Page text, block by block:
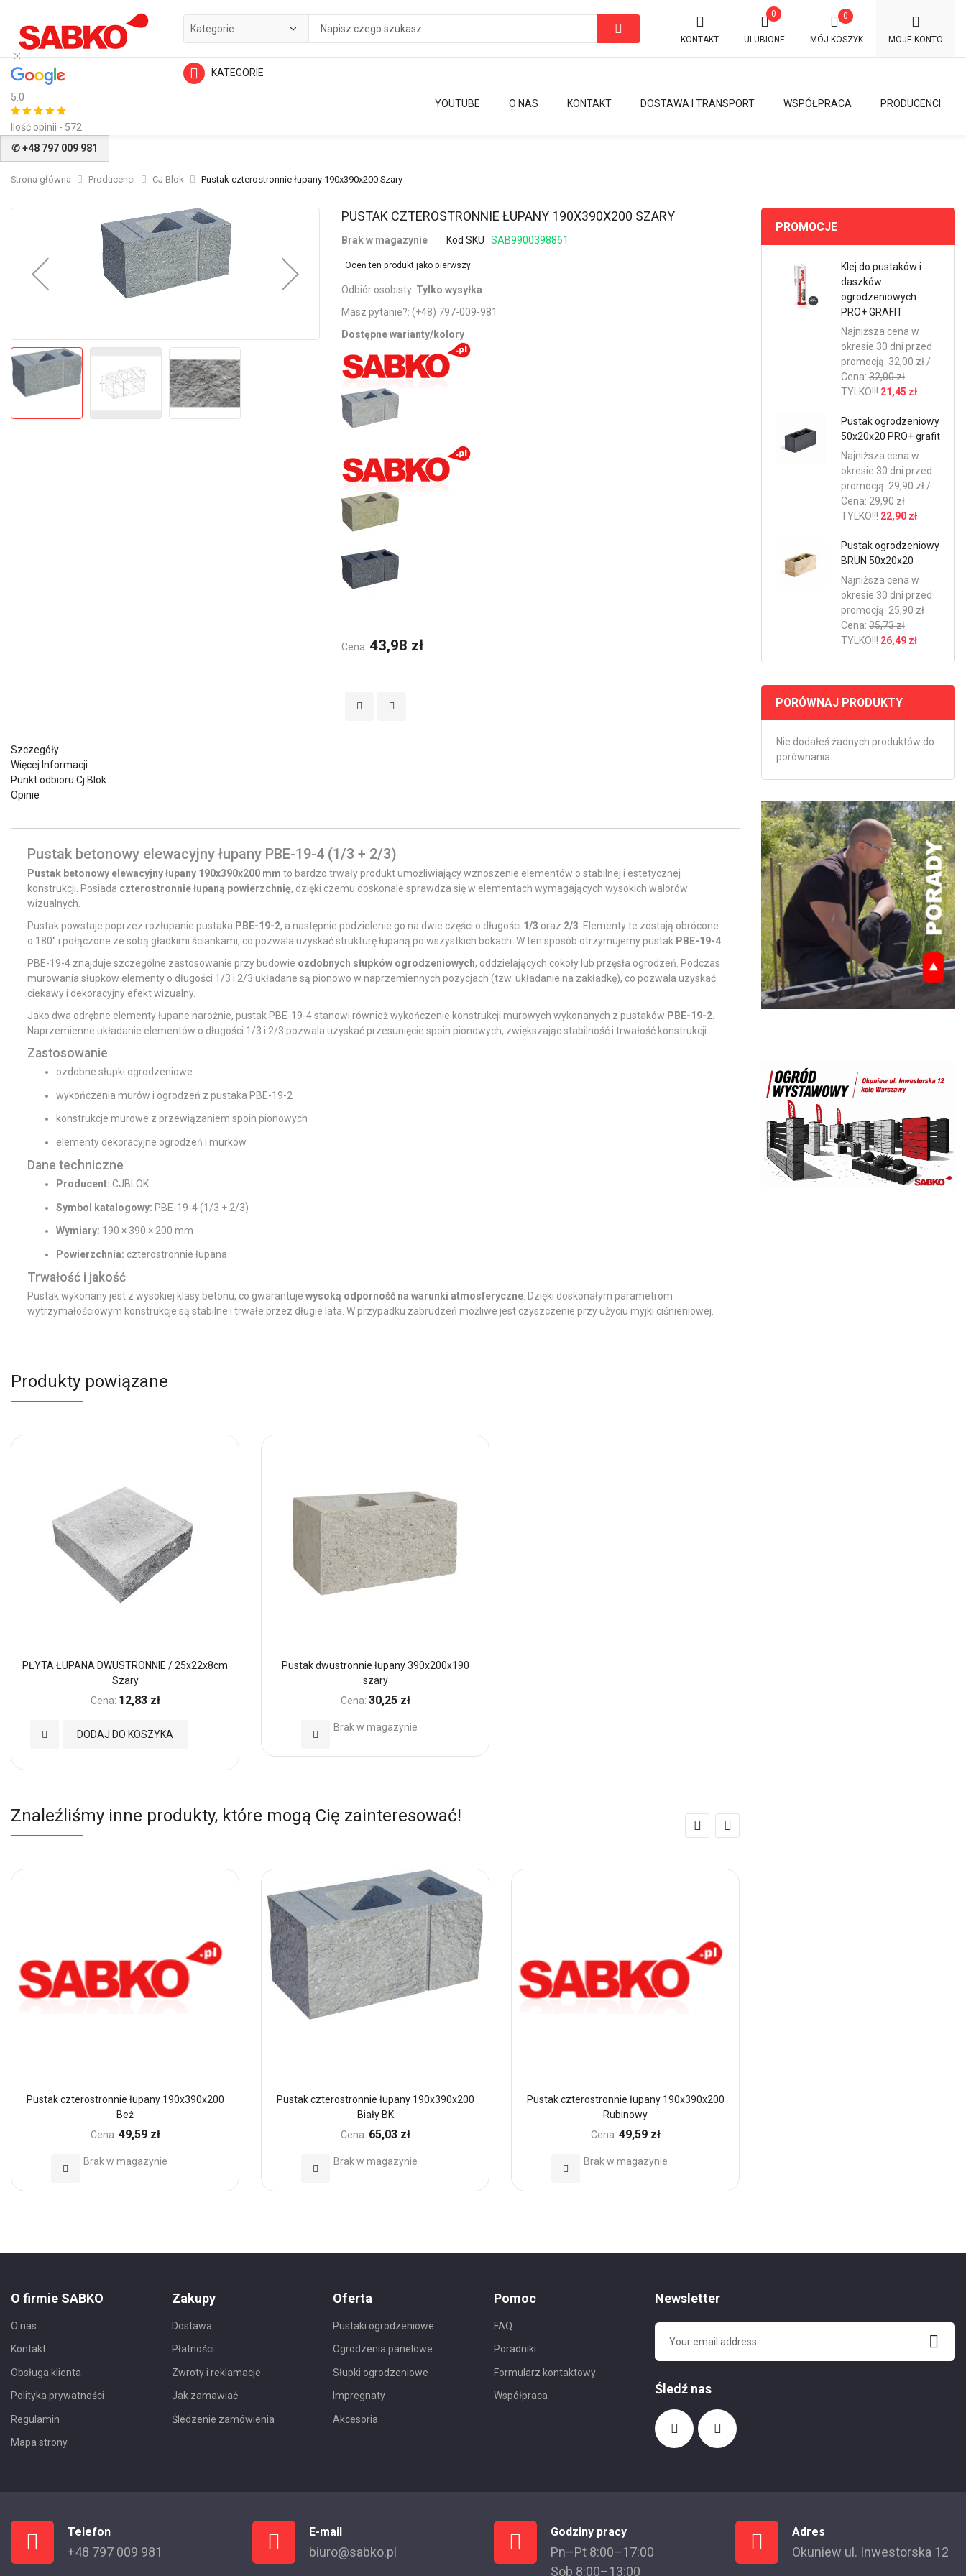
5.0
Ilość opinii - 572
KONTAKT
0
ULUBIONE MÓJ KOSZYK
0
MOJE KONTO
KATEGORIE
PRODUCENCI
WSPÓŁPRACA
DOSTAWA I TRANSPORT
KONTAKT
O NAS
YOUTUBE
✆ +48 797 009 981
Strona główna Producenci CJ Blok Pustak czterostronnie łupany 190x390x200 Szary
Przejdź
początek
PUSTAK CZTEROSTRONNIE ŁUPANY 190X390X200 SZARY
Brak w magazynie Kod SKU SAB9900398861
Oceń ten produkt jako pierwszy
Odbiór osobisty: Tylko wysyłka
Masz pytanie?: (+48) 797-009-981
Dostępne warianty/kolory
Cena: 43,98 zł
Szczegóły
Więcej Informacji
Punkt odbioru Cj Blok
Opinie
Pustak betonowy elewacyjny łupany PBE-19-4 (1/3 + 2/3)
Pustak betonowy elewacyjny łupany 190x390x200 mm to bardzo trwały produkt umożliwiający wznoszenie elementów o stabilnej i estetycznej
konstrukcji. Posiada czterostronnie łupaną powierzchnię, dzięki czemu doskonale sprawdza się w elementach wymagających wysokich walorów
wizualnych.
Pustak powstaje poprzez rozłupanie pustaka PBE-19-2, a następnie podzielenie go na dwie części o długości 1/3 oraz 2/3 . Elementy te zostają obrócone
o 180° i połączone ze sobą gładkimi ściankami, co pozwala uzyskać strukturę łupaną po wszystkich bokach. W ten sposób otrzymujemy pustak PBE-19-4
PBE-19-4 znajduje szczególne zastosowanie przy budowie ozdobnych słupków ogrodzeniowych, oddzielających cokoły lub przęsła ogrodzeń. Podczas
murowania słupków elementy o długości 1/3 i 2/3 układane są pionowo w naprzemiennych pozycjach (tzw. układanie na zakładkę), co pozwala uzyskać
ciekawy i dekoracyjny efekt wizualny.
Jako dwa odrębne elementy łupane narożnie, pustak PBE-19-4 stanowi również wykończenie konstrukcji murowych wykonanych z pustaków PBE-19-2
Naprzemienne układanie elementów o długości 1/3 i 2/3 pozwala uzyskać przesunięcie spoin pionowych, zwiększając stabilność i trwałość konstrukcji.
Zastosowanie
ozdobne słupki ogrodzeniowe
wykończenia murów i ogrodzeń z pustaka PBE-19-2
konstrukcje murowe z przewiązaniem spoin pionowych
elementy dekoracyjne ogrodzeń i murków
Dane techniczne
Producent: CJBLOK
Symbol katalogowy: PBE-19-4 (1/3 + 2/3)
Wymiary: 190 × 390 × 200 mm
Powierzchnia: czterostronnie łupana
Trwałość i jakość
Pustak wykonany jest z wysokiej klasy betonu, co gwarantuje wysoką odporność na warunki atmosferyczne . Dzięki doskonałym parametrom
wytrzymałościowym konstrukcje są stabilne i trwałe przez długie lata. W przypadku zabrudzeń możliwe jest czyszczenie przy użyciu myjki ciśnieniowej.
Produkty powiązane
PŁYTA ŁUPANA DWUSTRONNIE / 25x22x8cm
Szary
Cena: 12,83 zł
DODAJ DO KOSZYKA
Dodaj
Pustak dwustronnie łupany 390x200x190
szary
Cena: 30,25 zł
Brak w magazynie
Dodaj
Znaleźliśmy inne produkty, które mogą Cię zainteresować!
Pustak czterostronnie łupany 190x390x200
Beż
Cena: 49,59 zł
Brak w magazynie
Dodaj
Pustak czterostronnie łupany 190x390x200
Biały BK
Cena: 65,03 zł
Brak w magazynie
Dodaj
Pustak czterostronnie łupany 190x390x200
Rubinowy
Cena: 49,59 zł
Brak w magazynie
Dodaj
PROMOCJE
Klej do pustaków i
daszków
ogrodzeniowych
PRO+ GRAFIT
Najniższa cena w
okresie 30 dni przed
promocją: 32,00 zł /
Cena: 32,00 zł
TYLKO!!! 21,45 zł
Pustak ogrodzeniowy
50x20x20 PRO+ grafit
Najniższa cena w
okresie 30 dni przed
promocją: 29,90 zł /
Cena: 29,90 zł
TYLKO!!! 22,90 zł
Pustak ogrodzeniowy
BRUN 50x20x20
Najniższa cena w
okresie 30 dni przed
promocją: 25,90 zł
Cena: 35,73 zł
TYLKO!!! 26,49 zł
PORÓWNAJ PRODUKTY
Nie dodałeś żadnych produktów do
porównania.
O firmie SABKO
O nas
Kontakt
Obsługa klienta
Polityka prywatności
Regulamin
Mapa strony
Zakupy
Dostawa
Płatności
Zwroty i reklamacje
Jak zamawiać
Śledzenie zamówienia
Oferta
Pustaki ogrodzeniowe
Ogrodzenia panelowe
Słupki ogrodzeniowe
Impregnaty
Akcesoria
Pomoc
FAQ
Poradniki
Formularz kontaktowy
Współpraca
Newsletter
Śledź nas
Telefon
+48 797 009 981
E-mail
biuro@sabko.pl
Godziny pracy
Pn–Pt 8:00–17:00
Sob 8:00–13:00
Adres
Okuniew ul. Inwestorska 12